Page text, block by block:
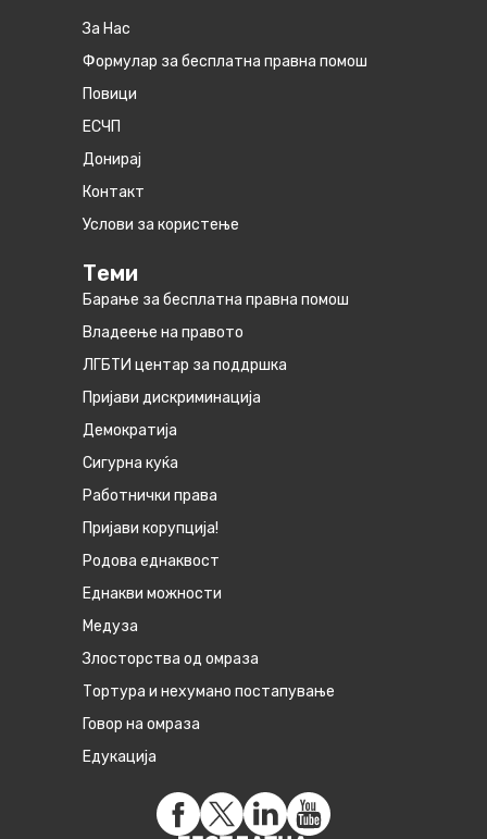
За Нас
Формулар за бесплатна правна помош
Повици
ЕСЧП
Донирај
Контакт
Услови за користење
Теми
Барање за бесплатна правна помош
Владеење на правото
ЛГБТИ центар за поддршка
Пријави дискриминација
Демократија
Сигурна куќа
Работнички права
Пријави корупција!
Родова еднаквост
Eднакви можности
Медуза
Злосторства од омраза
Тортура и нехумано постапување
Говор на омраза
Едукација